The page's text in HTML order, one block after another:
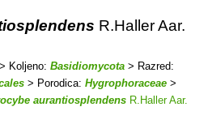
R.Haller Aar.
> Koljeno: Basidiomycota > Razred:
> Porodica: Hygrophoraceae >
aurantiosplendens R.Haller Aar.